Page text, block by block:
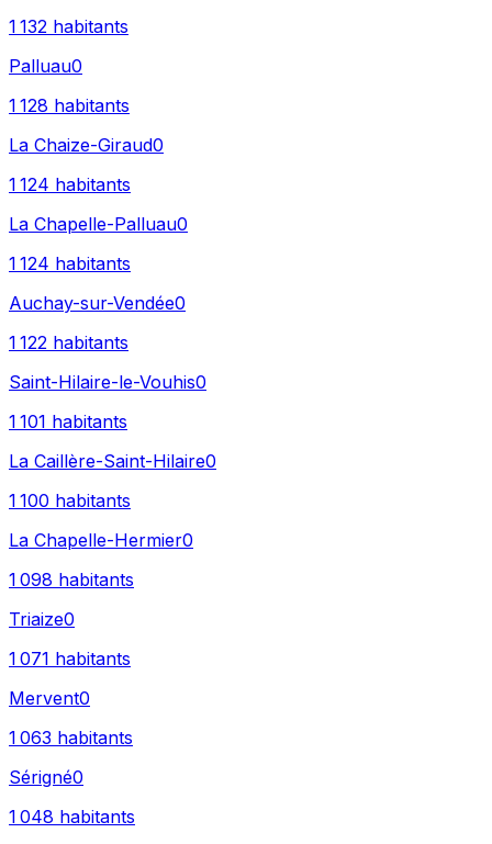
1 132 habitants
Palluau0
1 128 habitants
La Chaize-Giraud0
1 124 habitants
La Chapelle-Palluau0
1 124 habitants
Auchay-sur-Vendée0
1 122 habitants
Saint-Hilaire-le-Vouhis0
1 101 habitants
La Caillère-Saint-Hilaire0
1 100 habitants
La Chapelle-Hermier0
1 098 habitants
Triaize0
1 071 habitants
Mervent0
1 063 habitants
Sérigné0
1 048 habitants